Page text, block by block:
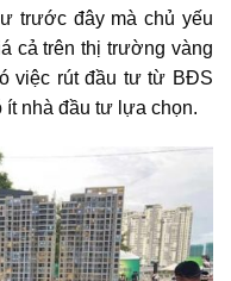
trước đây mà chủ yếu
cả trên thị trường vàng
việc rút đầu tư từ BĐS
ít nhà đầu tư lựa chọn.